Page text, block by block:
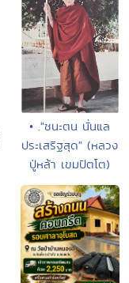
• ."ชนะตน นั่นแล
ประเสริฐสุด" (หลวง
ปู่หล้า เขมปัตโต)